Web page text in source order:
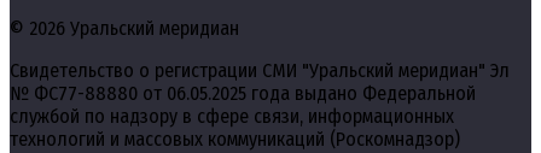
© 2026 Уральский меридиан
Свидетельство о регистрации СМИ "Уральский меридиан" Эл
№ ФС77-88880 от 06.05.2025 года выдано Федеральной
службой по надзору в сфере связи, информационных
технологий и массовых коммуникаций (Роскомнадзор)